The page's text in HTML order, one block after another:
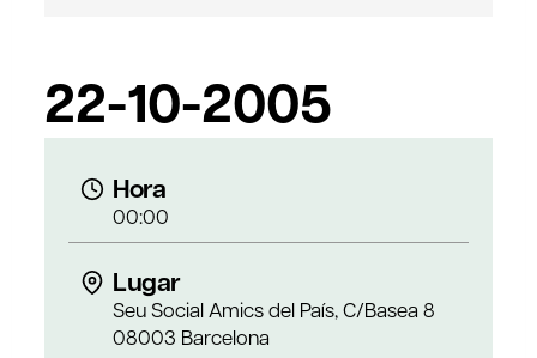
22-10-2005
Hora
00:00
Lugar
Seu Social Amics del País, C/Basea 8
08003 Barcelona